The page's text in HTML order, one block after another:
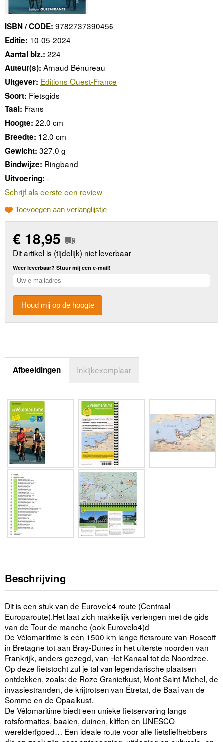
ISBN / CODE: 9782737390456
Editie: 10-05-2024
Aantal blz.: 224
Auteur(s): Arnaud Bénureau
Uitgever: Editions Ouest-France
Soort: Fietsgids
Taal: Frans
Hoogte: 22.0 cm
Breedte: 12.0 cm
Gewicht: 327.0 g
Bindwijze: Ringband
Uitvoering: -
Schrijf als eerste een review
Toevoegen aan verlanglijstje
€ 18,95
Dit artikel is (tijdelijk) niet leverbaar
Weer leverbaar? Stuur mij een e-mail!
Houd mij op de hoogte
Afbeeldingen Inkijkexemplaar
Beschrijving
Dit is een stuk van de Eurovelo4 route (Centraal
Europaroute).Het laat zich makkelijk verlengen met de gids
van de Tour de manche (ook Eurovelo4)d
De Vélomaritime is een 1500 km lange fietsroute van Roscoff
in Bretagne tot aan Bray-Dunes in het uiterste noorden van
Frankrijk, anders gezegd, van Het Kanaal tot de Noordzee.
Op deze fietstocht zul je tal van legendarische plaatsen
ontdekken, zoals: de Roze Granietkust, Mont Saint-Michel, de
invasiestranden, de krijtrotsen van Étretat, de Baai van de
Somme en de Opaalkust.
De Vélomaritime biedt een unieke fietservaring langs
rotsformaties, baaien, duinen, kliffen en UNESCO
werelderfgoed… Een ideale route voor alle fietsliefhebbers